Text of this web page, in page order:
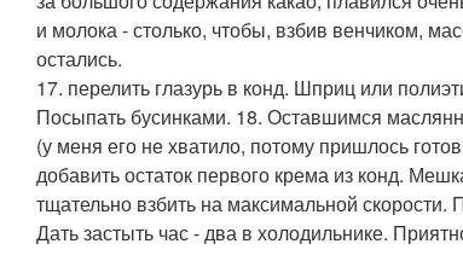
и молока - столько, чтобы, взбив венчиком,
остались.
17. перелить глазурь в конд. Шприц или
Посыпать бусинками. 18. Оставшимся
(у меня его не хватило, потому пришлось
добавить остаток первого крема из конд.
тщательно взбить на максимальной
Дать застыть час - два в холодильнике.